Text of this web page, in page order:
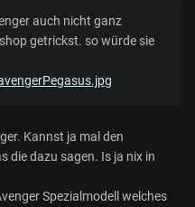
auch nicht ganz
getrickst. so würde sie
Kannst ja mal den
die dazu sagen. Is ja nix in
Spezialmodell welches